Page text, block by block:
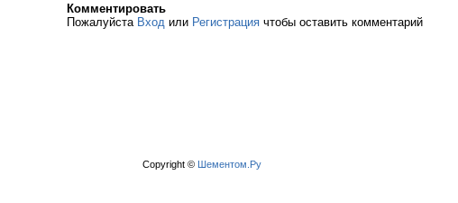
Комментировать
Пожалуйста Вход или Регистрация чтобы оставить комментарий
Copyright © Шементом.Ру